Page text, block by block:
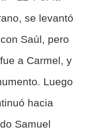
se levantó
Saúl, pero
a Carmel, y
Luego
hacia
Samuel